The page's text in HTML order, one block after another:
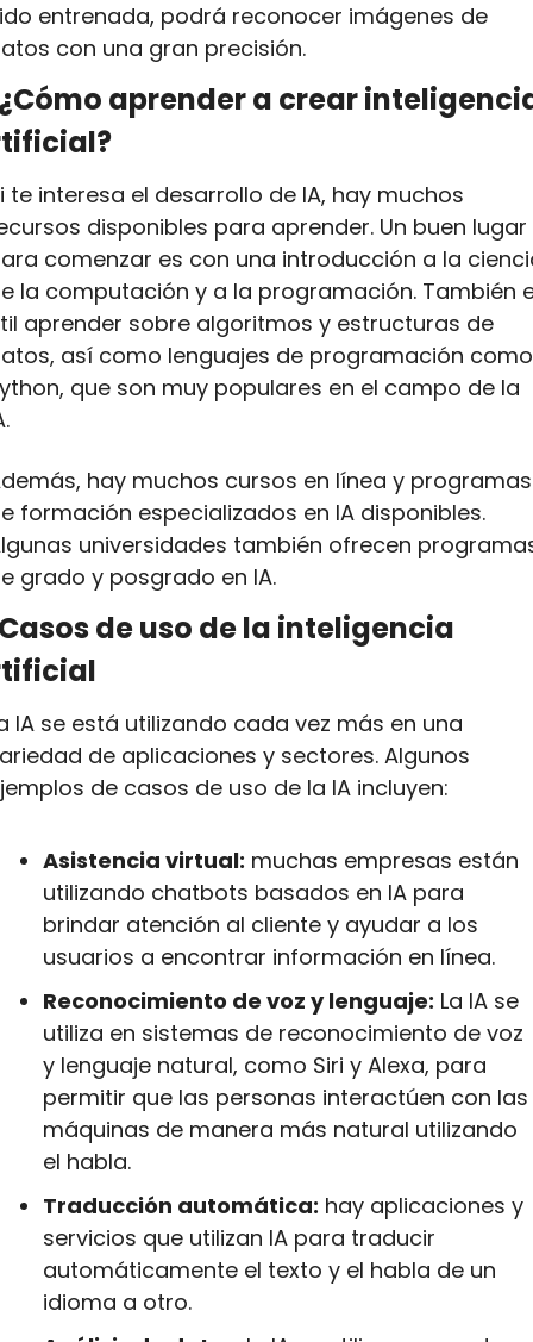
entrenada, podrá reconocer imágenes de
con una gran precisión.
aprender a crear
te interesa el desarrollo de IA, hay muchos
disponibles para aprender. Un buen lugar
comenzar es con una introducción a la
la computación y a la programación. También
aprender sobre algoritmos y estructuras de
así como lenguajes de programación como
que son muy populares en el campo de la
hay muchos cursos en línea y programas
formación especializados en IA disponibles.
universidades también ofrecen
grado y posgrado en IA.
de uso de la inteligencia
IA se está utilizando cada vez más en una
de aplicaciones y sectores. Algunos
de casos de uso de la IA incluyen:
Asistencia virtual: muchas empresas están
utilizando chatbots basados en IA para
brindar atención al cliente y ayudar a los
usuarios a encontrar información en línea.
Reconocimiento de voz y lenguaje: La IA se
utiliza en sistemas de reconocimiento de voz
y lenguaje natural, como Siri y Alexa, para
permitir que las personas interactúen con las
máquinas de manera más natural utilizando
el habla.
Traducción automática: hay aplicaciones y
servicios que utilizan IA para traducir
automáticamente el texto y el habla de un
idioma a otro.